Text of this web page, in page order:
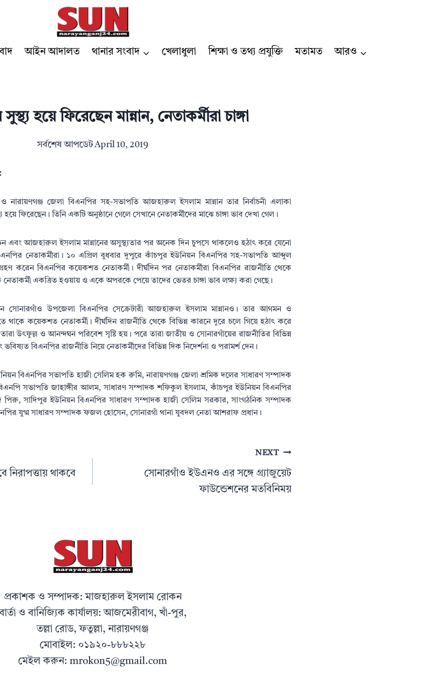
আইন আদালত থানার সংবাদ খেলাধুলা শিক্ষা ও তথ্য প্রযুক্তি মতামত আরও
হয়ে ফিরেছেন মান্নান, নেতাকর্মীরা চাঙ্গা
সর্বশেষ আপডেটApril 10, 2019
ও নারায়ণগঞ্জ জেলা বিএনপির সহ-সভাপতি আজহারুল ইসলাম মান্নান তার নির্বাচনী এলাকা
হয়ে ফিরেছেন। তিনি একটি অনুষ্ঠানে গেলে সেখানে নেতাকর্মীদের মাঝে চাঙ্গা ভাব দেখা গেল।
এবং আজহারুল ইসলাম মান্নানের অসুস্থ্যতার পর অনেক দিন চুপসে থাকলেও হঠাৎ করে যেনো
নেতাকর্মীরা। ১০ এপ্রিল বুধবার দুপুরে কাঁচপুর ইউনিয়ন বিএনপির সহ-সভাপতি আব্দুল
করেন বিএনপির কয়েকশত নেতাকর্মী। দীর্ঘদিন পর নেতাকর্মীরা বিএনপির রাজনীতি থেকে
নেতাকর্মী একত্রিত হওয়ায় ও একে অপরকে পেয়ে তাদের ভেতর চাঙ্গা ভাব লক্ষ্য করা গেছে।
সোনারগাঁও উপজেলা বিএনপির সেক্রেটারী আজহারুল ইসলাম মান্নানও। তার আগমন ও
কয়েকশত নেতাকর্মী। দীর্ঘদিন রাজনীতি থেকে বিভিন্ন কারনে দুরে চলে গিয়ে হঠাৎ করে
উৎফুল্ল ও আনন্দঘন পরিবেশ সৃষ্টি হয়। পরে তারা জাতীয় ও সোনারগাঁয়ের রাজনীতির বিভিন্ন
বিএনপির রাজনীতি নিয়ে নেতাকর্মীদের বিভিন্ন দিক নিদের্শনা ও পরামর্শ দেন।
বিএনপির সভাপতি হাজী সেলিম হক রুমি, নারায়ণগঞ্জ জেলা শ্রমিক দলের সাধারণ সম্পাদক
সভাপতি জাহাঙ্গীর আলম, সাধারণ সম্পাদক শফিকুল ইসলাম, কাঁচপুর ইউনিয়ন বিএনপির
পিরু, সাদিপুর ইউনিয়ন বিএনপির সাধারণ সম্পাদক হাজী সেলিম সরকার, সাংগঠনিক সম্পাদক
যুগ্ম সাধারণ সম্পাদক ফজল হোসেন, সোনারগাঁ থানা যুবদল নেতা আশরাফ প্রধান।
নিরাপত্তায় থাকবে
NEXT
সোনারগাঁও ইউএনও এর সঙ্গে গ্র্যাজুয়েট
ফাউন্ডেশনের মতবিনিময়
প্রকাশক ও সম্পাদক: মাজহারুল ইসলাম রোকন
ও বানিজ্যিক কার্যালয়: আজমেরীবাগ, খাঁ-পুর,
তল্লা রোড, ফতুল্লা, নারায়ণগঞ্জ
মোবাইল: ০১৯২০-৮৮৮২২৮
মেইল করুন: mrokon5@gmail.com